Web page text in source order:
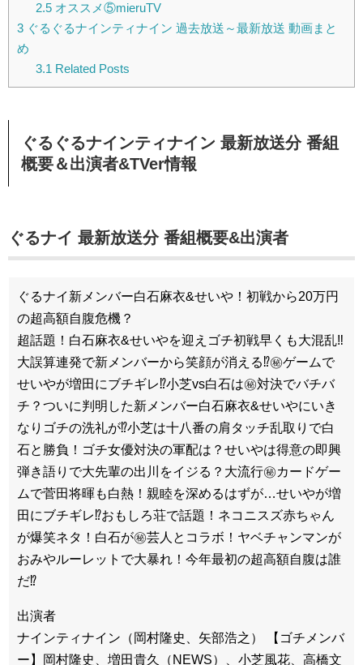
2.5オススメ⑤mieruTV
3 ぐるぐるナインティナイン 過去放送～最新放送 動画まと
め
3.1Related Posts
ぐるぐるナインティナイン 最新放送分 番組
概要＆出演者&TVer情報
ぐるナイ 最新放送分 番組概要&出演者
ぐるナイ新メンバー白石麻衣&せいや！初戦から20万円
の超高額自腹危機？
超話題！白石麻衣&せいやを迎えゴチ初戦早くも大混乱‼
大誤算連発で新メンバーから笑顔が消える⁉㊙ゲームで
せいやが増田にブチギレ⁉小芝vs白石は㊙対決でバチバ
チ？ついに判明した新メンバー白石麻衣&せいやにいき
なりゴチの洗礼が⁉小芝は十八番の肩タッチ乱取りで白
石と勝負！ゴチ女優対決の軍配は？せいやは得意の即興
弾き語りで大先輩の出川をイジる？大流行㊙カードゲー
ムで菅田将暉も白熱！親睦を深めるはずが…せいやが増
田にブチギレ⁉おもしろ荘で話題！ネコニスズ赤ちゃん
が爆笑ネタ！白石が㊙芸人とコラボ！ヤベチャンマンが
おみやルーレットで大暴れ！今年最初の超高額自腹は誰
だ⁉
出演者
ナインティナイン（岡村隆史、矢部浩之） 【ゴチメンバ
ー】岡村隆史、増田貴久（NEWS）、小芝風花、高橋文